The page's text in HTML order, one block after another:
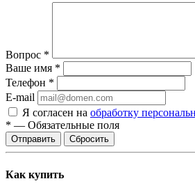
Вопрос *
Ваше имя *
Телефон *
E-mail
Я согласен на обработку
* — Обязательные поля
Сбросить
Как купить